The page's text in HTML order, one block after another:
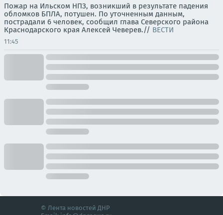
Пожар на Ильском НПЗ, возникший в результате падения
обломков БПЛА, потушен. По уточненным данным,
пострадали 6 человек, сообщил глава Северского района
Краснодарского края Алексей Чеверев.// ВЕСТИ
11:45
© Лента новостей ДНР